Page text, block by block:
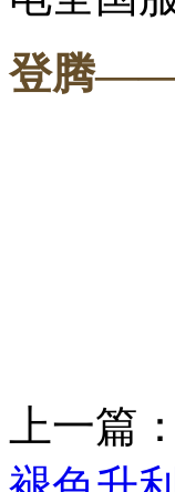
登腾——
上一篇：